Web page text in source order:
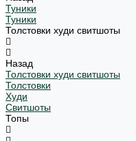
Туники
Туники
Толстовки худи свитшоты
Назад
Толстовки худи свитшоты
Толстовки
Худи
Свитшоты
Топы